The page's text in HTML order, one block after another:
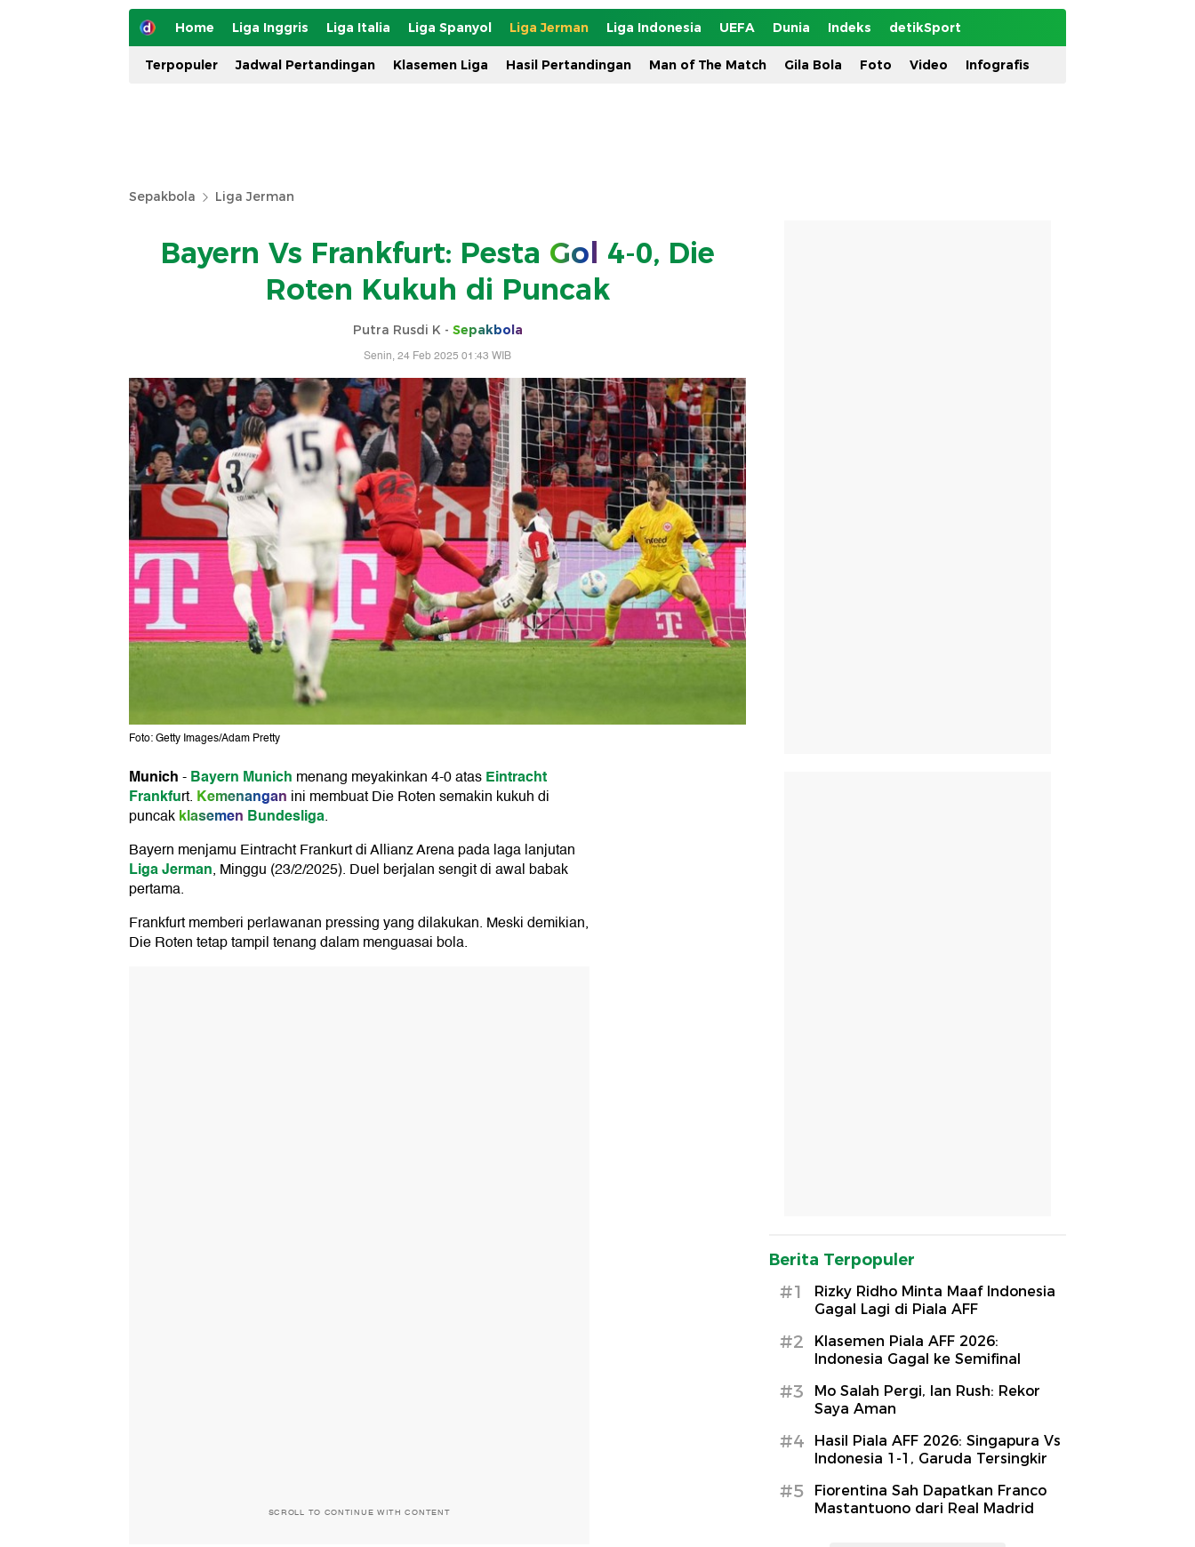
Home Liga Inggris Liga Italia Liga Spanyol Liga Jerman Liga Indonesia UEFA Dunia Indeks detikSport
Terpopuler Jadwal Pertandingan Klasemen Liga Hasil Pertandingan Man of The Match Gila Bola Foto Video Infografis
Sepakbola Liga Jerman
Bayern Vs Frankfurt: Pesta Gol 4-0, Die
Roten Kukuh di Puncak
Putra Rusdi K - Sepakbola
Senin, 24 Feb 2025 01:43 WIB
Foto: Getty Images/Adam Pretty
Munich-Bayern Munich menang meyakinkan 4-0 atasEintracht
Frankfurt. Kemenangan ini membuat Die Roten semakin kukuh di
puncakklasemen Bundesliga.
Bayern menjamu Eintracht Frankurt di Allianz Arena pada laga lanjutan
Liga Jerman, Minggu (23/2/2025). Duel berjalan sengit di awal babak
pertama.
Frankfurt memberi perlawanan pressing yang dilakukan. Meski demikian,
Die Roten tetap tampil tenang dalam menguasai bola.
SCROLL TO CONTINUE WITH CONTENT
Berita Terpopuler
#1
Rizky Ridho Minta Maaf Indonesia
Gagal Lagi di Piala AFF
#2
Klasemen Piala AFF 2026:
Indonesia Gagal ke Semifinal
#3
Mo Salah Pergi, Ian Rush: Rekor
Saya Aman
#4
Hasil Piala AFF 2026: Singapura Vs
Indonesia 1-1, Garuda Tersingkir
#5
Fiorentina Sah Dapatkan Franco
Mastantuono dari Real Madrid